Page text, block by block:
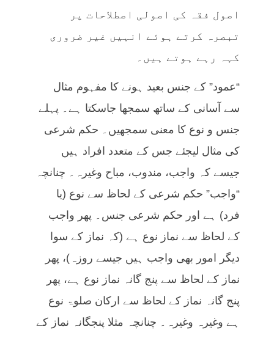
اصول فقہ کی اصولی اصطلاحات پر
تبصرہ کرتے ہوئے انہیں غیر ضروری
کہہ رہے ہوتے ہیں۔
“عمود” کے جنس بعید ہونے کا مفہوم مثال
سے آسانی کے ساتھ سمجھا جاسکتا ہے۔ پہلے
جنس و نوع کا معنی سمجھیں۔ حکم شرعی
کی مثال لیجئے جس کے متعدد افراد ہیں
جیسے کہ واجب، مندوب، مباح وغیرہ۔ چنانچہ
“واجب” حکم شرعی کے لحاظ سے نوع (یا
فرد) ہے اور حکم شرعی جنس۔ پھر واجب
کے لحاظ سے نماز نوع ہے (کہ نماز کے سوا
دیگر امور بھی واجب ہیں جیسے روزہ)، پھر
نماز کے لحاظ سے پنج گانہ نماز نوع ہے، پھر
پنج گانہ نماز کے لحاظ سے ارکان صلوۃ نوع
ہے وغیرہ وغیرہ۔ چنانچہ مثلا پنجگانہ نماز کے